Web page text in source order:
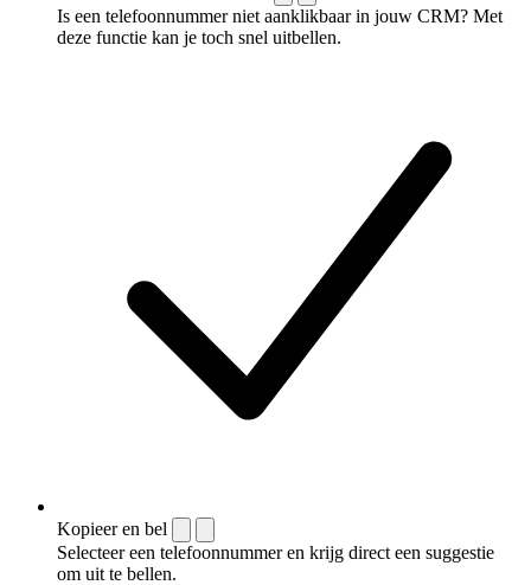
Is een telefoonnummer niet aanklikbaar in jouw CRM? Met
deze functie kan je toch snel uitbellen.
Kopieer en bel
Selecteer een telefoonnummer en krijg direct een suggestie
om uit te bellen.